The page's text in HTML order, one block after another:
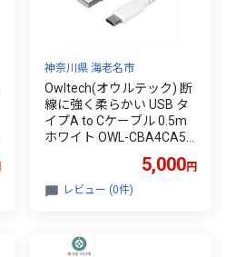
神奈川県 海老名市
Owltech(オウルテック) 断
線に強く柔らかい USB タ
イプA to Cケーブル 0.5m
ホワイト OWL-CBA4CA5-
5,000円
レビュー (0件)